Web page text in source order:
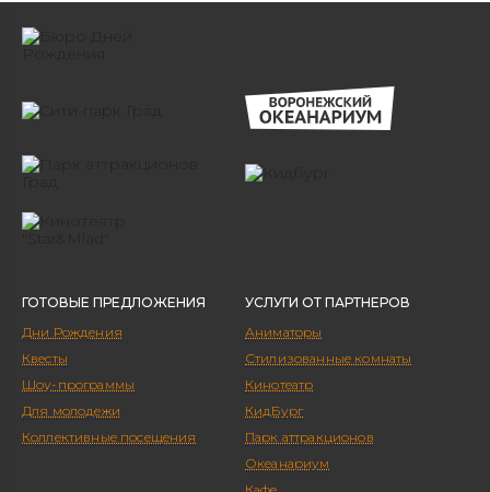
ГОТОВЫЕ ПРЕДЛОЖЕНИЯ
Дни Рождения
Квесты
Шоу-программы
Для молодежи
Коллективные посещения
УСЛУГИ ОТ ПАРТНЕРОВ
Аниматоры
Стилизованные комнаты
Кинотеатр
КидБург
Парк аттракционов
Океанариум